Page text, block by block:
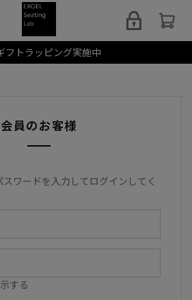
フトラッピング実施中
会員のお客様
ワードを入力してログインしてく
する